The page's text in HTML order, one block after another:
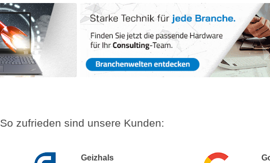
So zufrieden sind unsere Kunden:
Geizhals